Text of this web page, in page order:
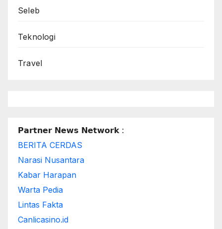
Seleb
Teknologi
Travel
𝗣𝗮𝗿𝘁𝗻𝗲𝗿 𝗡𝗲𝘄𝘀 𝗡𝗲𝘁𝘄𝗼𝗿𝗸 :
BERITA CERDAS
Narasi Nusantara
Kabar Harapan
Warta Pedia
Lintas Fakta
Canlicasino.id